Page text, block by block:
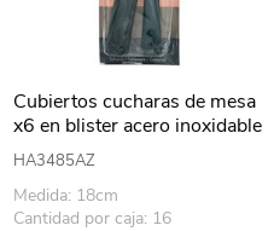
Cubiertos cucharas de mesa
x6 en blister acero inoxidable
AZUL, UNA MARTINAZZO
HA3485AZ
Medida: 18cm
Cantidad por caja: 16